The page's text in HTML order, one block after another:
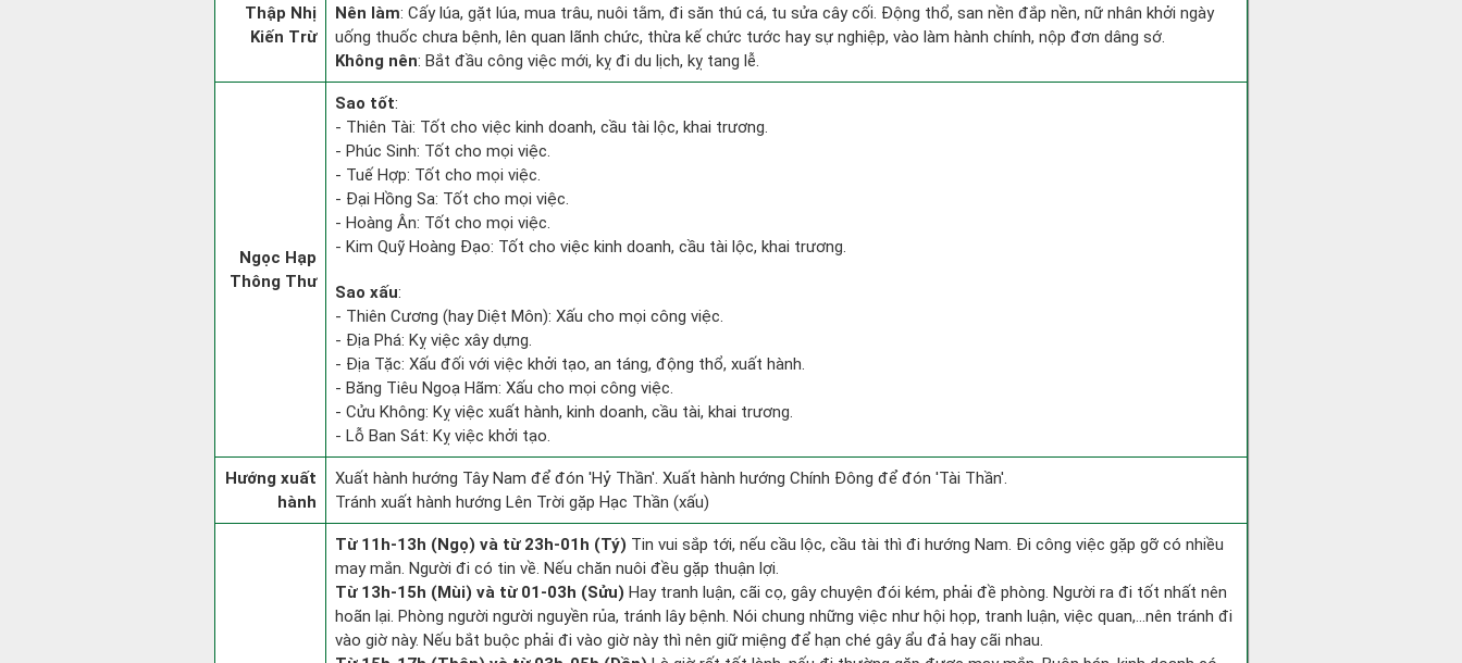
Thập Nhị
Kiến Trừ
Nên làm: Cấy lúa, gặt lúa, mua trâu, nuôi tằm, đi săn thú cá, tu sửa cây cối. Động thổ, san nền đắp nền, nữ nhân khởi ngày
uống thuốc chưa bệnh, lên quan lãnh chức, thừa kế chức tước hay sự nghiệp, vào làm hành chính, nộp đơn dâng sớ.
Không nên: Bắt đầu công việc mới, kỵ đi du lịch, kỵ tang lễ.
Ngọc Hạp
Thông Thư
Sao tốt:
- Thiên Tài: Tốt cho việc kinh doanh, cầu tài lộc, khai trương.
- Phúc Sinh: Tốt cho mọi việc.
- Tuế Hợp: Tốt cho mọi việc.
- Đại Hồng Sa: Tốt cho mọi việc.
- Hoàng Ân: Tốt cho mọi việc.
- Kim Quỹ Hoàng Đạo: Tốt cho việc kinh doanh, cầu tài lộc, khai trương.
Sao xấu:
- Thiên Cương (hay Diệt Môn): Xấu cho mọi công việc.
- Địa Phá: Kỵ việc xây dựng.
- Địa Tặc: Xấu đối với việc khởi tạo, an táng, động thổ, xuất hành.
- Băng Tiêu Ngoạ Hãm: Xấu cho mọi công việc.
- Cửu Không: Kỵ việc xuất hành, kinh doanh, cầu tài, khai trương.
- Lỗ Ban Sát: Kỵ việc khởi tạo.
Hướng xuất
hành
Xuất hành hướng Tây Nam để đón 'Hỷ Thần'. Xuất hành hướng Chính Đông để đón 'Tài Thần'.
Tránh xuất hành hướng Lên Trời gặp Hạc Thần (xấu)
Từ 11h-13h (Ngọ) và từ 23h-01h (Tý) Tin vui sắp tới, nếu cầu lộc, cầu tài thì đi hướng Nam. Đi công việc gặp gỡ có nhiều
may mắn. Người đi có tin về. Nếu chăn nuôi đều gặp thuận lợi.
Từ 13h-15h (Mùi) và từ 01-03h (Sửu) Hay tranh luận, cãi cọ, gây chuyện đói kém, phải đề phòng. Người ra đi tốt nhất nên
hoãn lại. Phòng người người nguyền rủa, tránh lây bệnh. Nói chung những việc như hội họp, tranh luận, việc quan,…nên tránh đi
vào giờ này. Nếu bắt buộc phải đi vào giờ này thì nên giữ miệng để hạn ché gây ẩu đả hay cãi nhau.